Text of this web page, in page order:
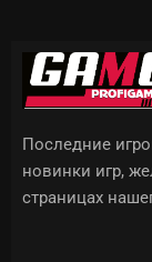
Последние
новинки игр,
страницах